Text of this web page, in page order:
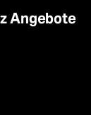
Angebote